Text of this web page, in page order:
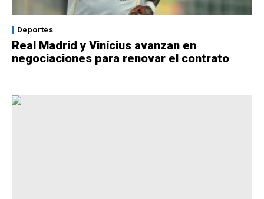
Deportes
Real Madrid y Vinícius avanzan en
negociaciones para renovar el contrato